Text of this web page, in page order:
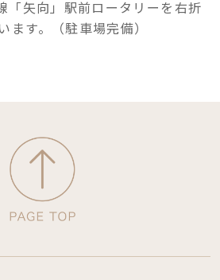
「矢向」駅前ロータリーを右折
ます。（駐車場完備）